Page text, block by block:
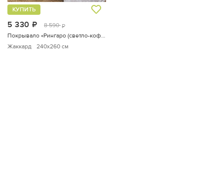
5 330 руб.
8 590 руб.
КУПИТЬ
Жаккард
240x260 см